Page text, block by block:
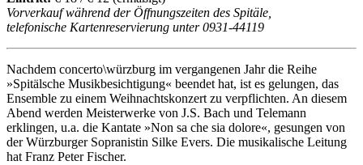
Vorverkauf während der Öffnungszeiten des Spitäle,
telefonische Kartenreservierung unter 0931-44119
Nachdem concerto\würzburg im vergangenen Jahr die Reihe
»Spitälsche Musikbesichtigung« beendet hat, ist es gelungen, das
Ensemble zu einem Weihnachtskonzert zu verpflichten. An diesem
Abend werden Meisterwerke von J.S. Bach und Telemann
erklingen, u.a. die Kantate »Non sa che sia dolore«, gesungen von
der Würzburger Sopranistin Silke Evers. Die musikalische Leitung
hat Franz Peter Fischer.